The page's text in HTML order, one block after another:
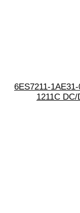
6ES7211-
1211C